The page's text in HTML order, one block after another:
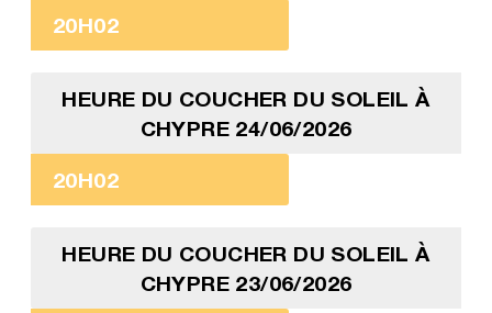
20H02
HEURE DU COUCHER DU SOLEIL À
CHYPRE 24/06/2026
20H02
HEURE DU COUCHER DU SOLEIL À
CHYPRE 23/06/2026